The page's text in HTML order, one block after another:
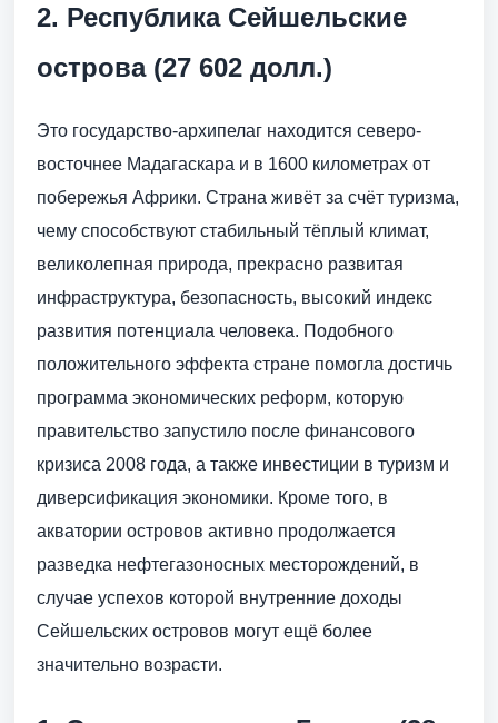
2. Республика Сейшельские
острова (27 602 долл.)
Это государство-архипелаг находится северо-
восточнее Мадагаскара и в 1600 километрах от
побережья Африки. Страна живёт за счёт туризма,
чему способствуют стабильный тёплый климат,
великолепная природа, прекрасно развитая
инфраструктура, безопасность, высокий индекс
развития потенциала человека. Подобного
положительного эффекта стране помогла достичь
программа экономических реформ, которую
правительство запустило после финансового
кризиса 2008 года, а также инвестиции в туризм и
диверсификация экономики. Кроме того, в
акватории островов активно продолжается
разведка нефтегазоносных месторождений, в
случае успехов которой внутренние доходы
Сейшельских островов могут ещё более
значительно возрасти.